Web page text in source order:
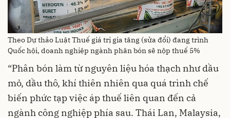
Theo Dự thảo Luật Thuế giá trị gia tăng (sửa đổi) đang trình
Quốc hội, doanh nghiệp ngành phân bón sẽ nộp thuế 5%
“Phân bón làm từ nguyên liệu hóa thạch như dầu
mỏ, dầu thô, khí thiên nhiên qua quá trình chế
biến phức tạp việc áp thuế liên quan đến cả
ngành công nghiệp phía sau. Thái Lan, Malaysia,